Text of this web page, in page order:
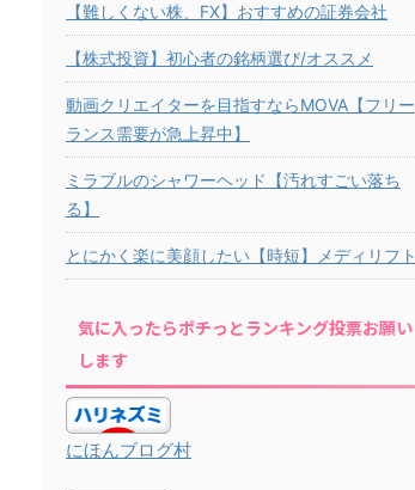
【難しくない株、FX】おすすめの証券会社
【株式投資】初心者の銘柄選び/オススメ
動画クリエイターを目指すならMOVA【フリー
ランス需要が急上昇中】
ミラブルのシャワーヘッド【汚れすごい落ち
る】
とにかく楽に美顔したい【時短】メディリフト
気に入ったらポチっとランキング投票お願い
します
にほんブログ村